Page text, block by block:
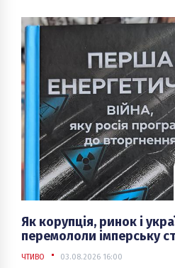
Як корупція, ринок і
перемололи імперську
ЧТИВО 03.08.2026 16:00